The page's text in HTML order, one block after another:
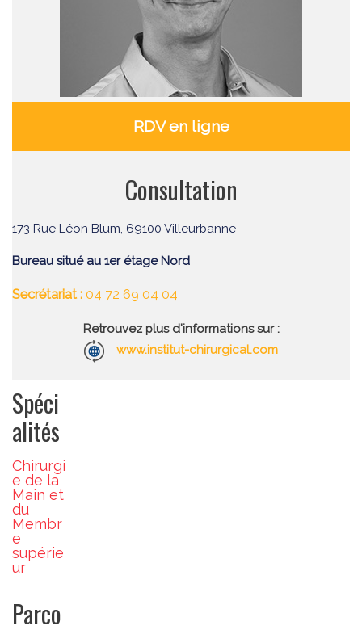
RDV en ligne
Consultation
173 Rue Léon Blum, 69100 Villeurbanne
Bureau situé au 1er étage Nord
Secrétariat : 04 72 69 04 04
Retrouvez plus d'informations sur :
www.institut-chirurgical.com
Spéci
alités
Chirurgi
e de la
Main et
du
Membr
e
supérie
ur
Parco